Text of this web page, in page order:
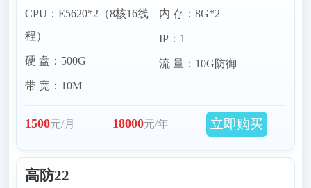
CPU：E5620*2（8核16线
程）
硬 盘：500G
带 宽：10M
内 存：8G*2
IP：1
流 量：10G防御
1500元/月 18000元/年 立即购买
高防22